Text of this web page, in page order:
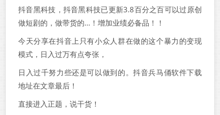
抖音黑科技，抖音黑科技已更新3.8百分之百可以过原创
做短剧的，做带货的…！增加业绩必备品！！
今天分享在抖音上只有小众人群在做的这个暴力的变现
模式，日入过万有点夸张，
日入过千努力些还是可以做到的。抖音兵马俑软件下载
地址在文章最后！
直接进入正题，说干货！